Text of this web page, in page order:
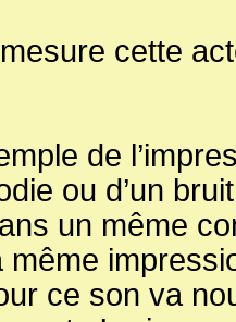
cette
de
ou d’un
un même
même
ce son va